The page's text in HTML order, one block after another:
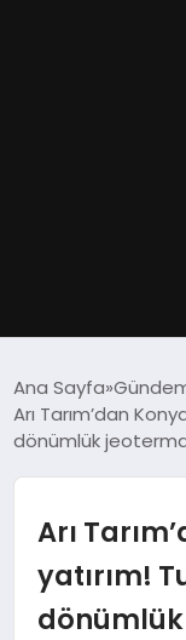
DÜNYA
MAGAZIN
Ana Sayfa
Arı Tarım’dan
dönümlük
Arı
yatırım!